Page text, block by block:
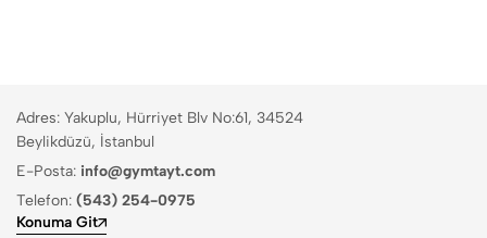
Adres: Yakuplu, Hürriyet Blv No:61, 34524
Beylikdüzü, İstanbul
E-Posta: info@gymtayt.com
Telefon: (543) 254-0975
Konuma Git